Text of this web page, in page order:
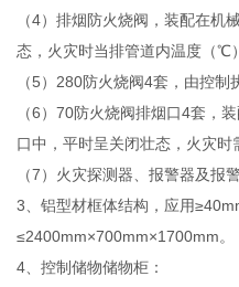
（4）排烟防火烧阀，装配在机
态，火灾时当排管道内温度（℃
（5）280防火烧阀4套，由控制
（6）70防火烧阀排烟口4套，
口中，平时呈关闭壮态，火灾时
（7）火灾探测器、报警器及报
3、铝型材框体结构，应用
≤2400mm×700mm×1700mm。
4、控制储物储物柜：